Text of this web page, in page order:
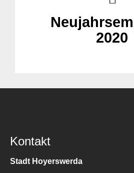
2020
Kontakt
Stadt Hoyerswerda